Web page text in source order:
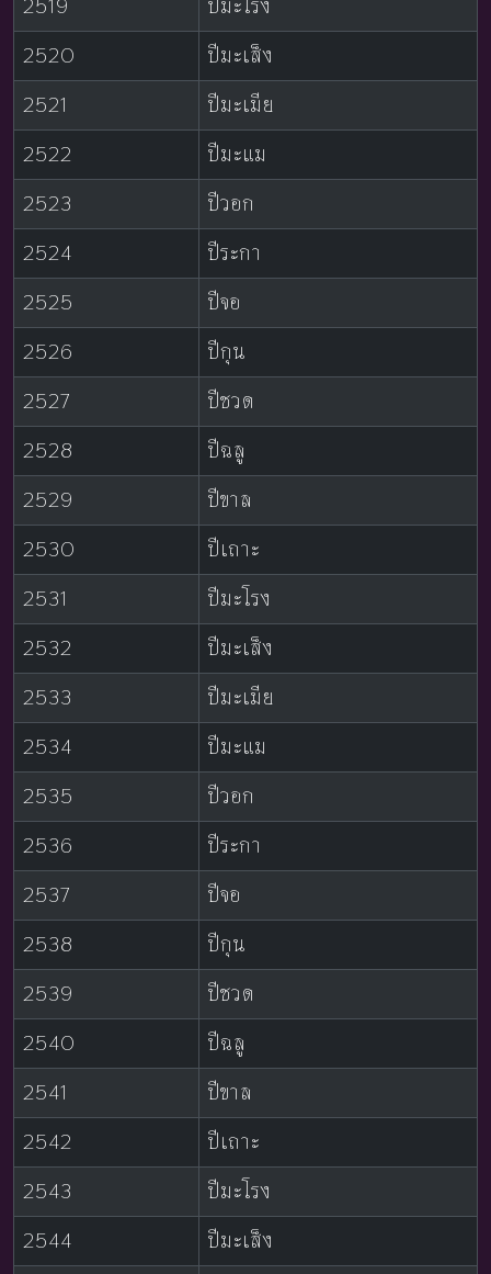
2519
ปีมะโรง
2520
ปีมะเส็ง
2521
ปีมะเมีย
2522
ปีมะแม
2523
ปีวอก
2524
ปีระกา
2525
ปีจอ
2526
ปีกุน
2527
ปีชวด
2528
ปีฉลู
2529
ปีขาล
2530
ปีเถาะ
2531
ปีมะโรง
2532
ปีมะเส็ง
2533
ปีมะเมีย
2534
ปีมะแม
2535
ปีวอก
2536
ปีระกา
2537
ปีจอ
2538
ปีกุน
2539
ปีชวด
2540
ปีฉลู
2541
ปีขาล
2542
ปีเถาะ
2543
ปีมะโรง
2544
ปีมะเส็ง